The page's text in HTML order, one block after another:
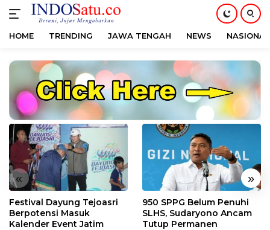
konten
HOME TRENDING JAWA TENGAH NEWS NASIONAL
« »
Festival Dayung Tejoasri
Berpotensi Masuk
Kalender Event Jatim
950 SPPG Belum Penuhi
SLHS, Sudaryono Ancam
Tutup Permanen